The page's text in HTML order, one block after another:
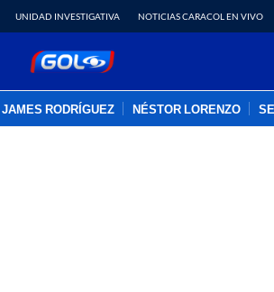
UNIDAD INVESTIGATIVA NOTICIAS CARACOL EN VIVO
JAMES RODRÍGUEZ NÉSTOR LORENZO